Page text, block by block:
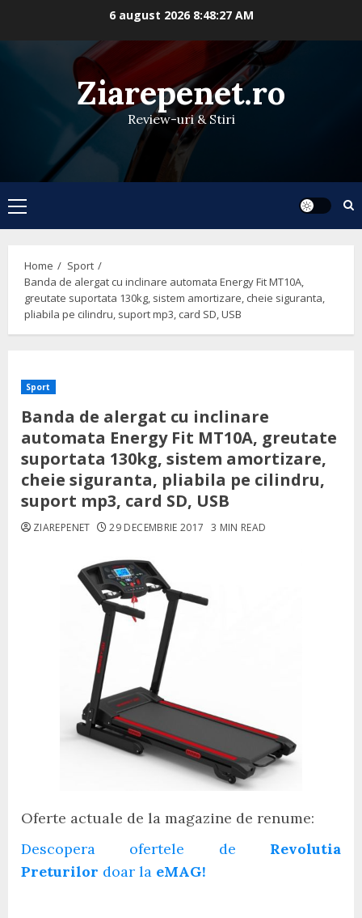
6 august 2026 8:48:28 AM
Ziarepenet.ro
Review-uri & Stiri
Primary
Menu
Home
Sport
Banda de alergat cu inclinare automata Energy Fit MT10A,
greutate suportata 130kg, sistem amortizare, cheie siguranta,
pliabila pe cilindru, suport mp3, card SD, USB
Sport
Banda de alergat cu inclinare
automata Energy Fit MT10A, greutate
suportata 130kg, sistem amortizare,
cheie siguranta, pliabila pe cilindru,
suport mp3, card SD, USB
ZIAREPENET 29 DECEMBRIE 2017 3 MIN READ
Oferte actuale de la magazine de renume:
Descopera ofertele de Revolutia
Preturilor doar la eMAG!